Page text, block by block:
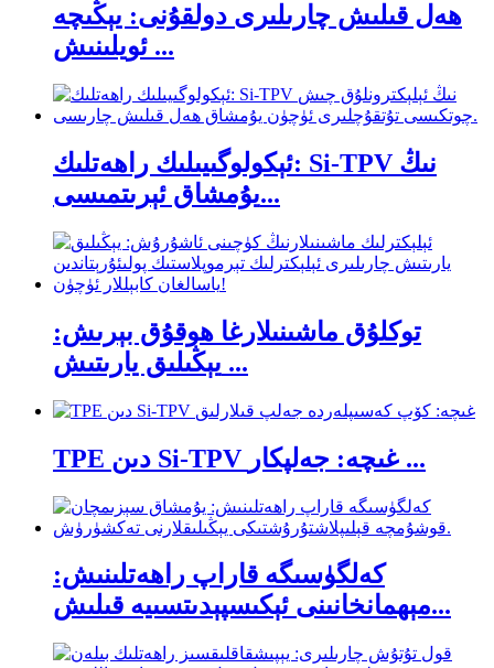
ھەل قىلىش چارىلىرى دولقۇنى: يېڭىچە
ئويلىنىش ...
ئېكولوگىيىلىك راھەتلىك: Si-TPV نىڭ
يۇمشاق ئېرىتمىسى...
توكلۇق ماشىنىلارغا ھوقۇق بېرىش:
يېڭىلىق يارىتىش ...
TPE دىن Si-TPV غىچە: جەلپكار ...
كەلگۈسىگە قاراپ راھەتلىنىش:
مېھمانخانىنى ئېكىسپېدىتسىيە قىلىش...